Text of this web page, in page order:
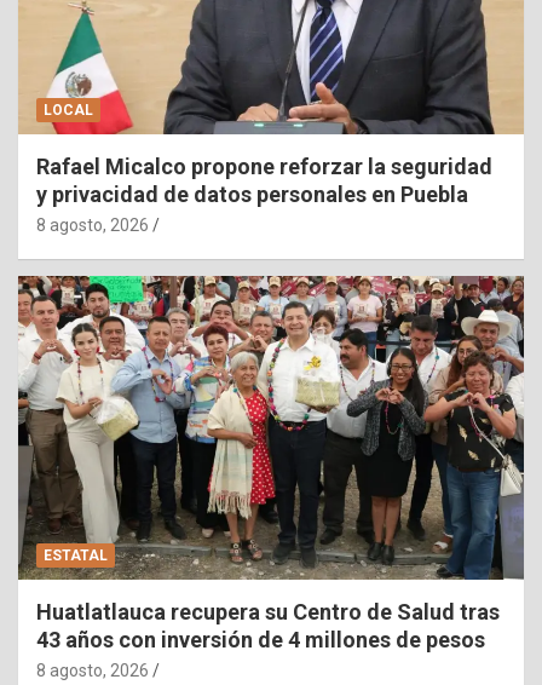
LOCAL
Rafael Micalco propone reforzar la seguridad
y privacidad de datos personales en Puebla
8 agosto, 2026
ESTATAL
Huatlatlauca recupera su Centro de Salud tras
43 años con inversión de 4 millones de pesos
8 agosto, 2026